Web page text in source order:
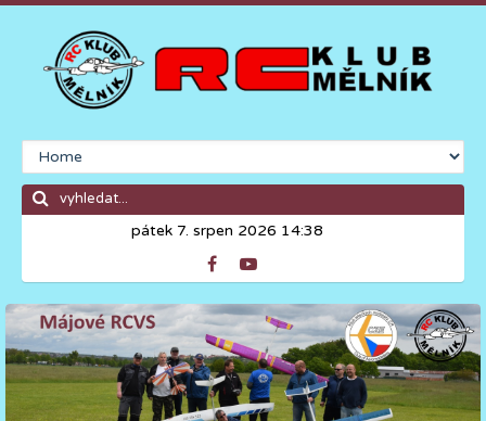
pátek 7. srpen 2026 14:38